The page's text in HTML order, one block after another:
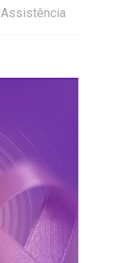
Assistência